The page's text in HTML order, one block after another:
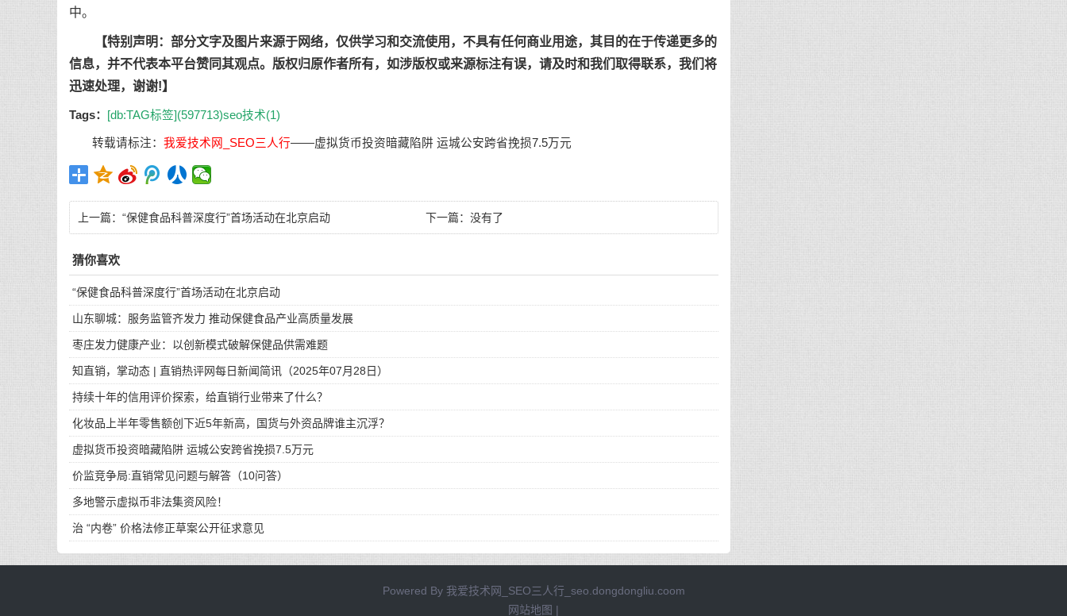
中。
【特别声明：部分文字及图片来源于网络，仅供学习和交流使用，不具有任何商业用途，其目的在于传递更多的
信息，并不代表本平台赞同其观点。版权归原作者所有，如涉版权或来源标注有误，请及时和我们取得联系，我们将
迅速处理，谢谢!】
Tags： [db:TAG标签](597713)seo技术(1)
转载请标注：我爱技术网_SEO三人行——虚拟货币投资暗藏陷阱 运城公安跨省挽损7.5万元
上一篇： “保健食品科普深度行”首场活动在北京启动 下一篇：没有了
猜你喜欢
“保健食品科普深度行”首场活动在北京启动
山东聊城：服务监管齐发力 推动保健食品产业高质量发展
枣庄发力健康产业：以创新模式破解保健品供需难题
知直销，掌动态 | 直销热评网每日新闻简讯（2025年07月28日）
持续十年的信用评价探索，给直销行业带来了什么？
化妆品上半年零售额创下近5年新高，国货与外资品牌谁主沉浮？
虚拟货币投资暗藏陷阱 运城公安跨省挽损7.5万元
价监竞争局:直销常见问题与解答（10问答）
多地警示虚拟币非法集资风险！
治 “内卷” 价格法修正草案公开征求意见
Powered By 我爱技术网_SEO三人行_seo.dongdongliu.coom
网站地图 |